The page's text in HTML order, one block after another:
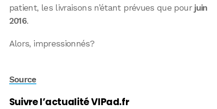
patient, les livraisons n’étant prévues que pour juin
2016.
Alors, impressionnés?
Source
Suivre l’actualité VIPad.fr